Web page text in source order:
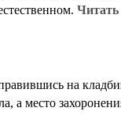
Читать
на
а место